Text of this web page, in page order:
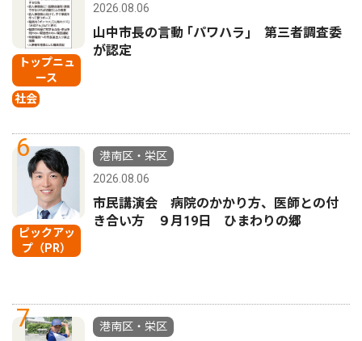
トップニュ
ース
社会
2026.08.06
山中市長の言動 ｢パワハラ｣ 第三者調査委
が認定
6
ピックアッ
プ（PR）
港南区・栄区
2026.08.06
市民講演会 病院のかかり方、医師との付
き合い方 ９月19日 ひまわりの郷
7
港南区・栄区